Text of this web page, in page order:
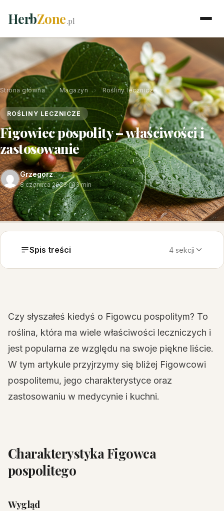
HerbZone.pl
Strona główna › Magazyn › Rośliny lecznicze
ROŚLINY LECZNICZE
Figowiec pospolity – właściwości i
zastosowanie
Grzegorz
8 czerwca 2023· 3 min
Spis treści 4 sekcji
Czy słyszałeś kiedyś o Figowcu pospolitym? To
roślina, która ma wiele właściwości leczniczych i
jest popularna ze względu na swoje piękne liście.
W tym artykule przyjrzymy się bliżej Figowcowi
pospolitemu, jego charakterystyce oraz
zastosowaniu w medycynie i kuchni.
Charakterystyka Figowca
pospolitego
Wygląd